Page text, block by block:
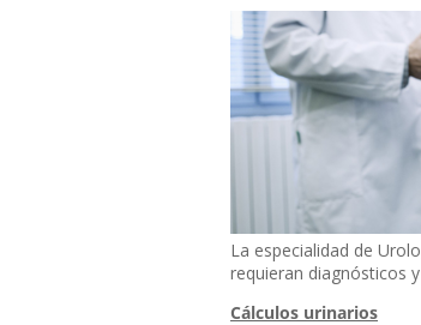
La especialidad de
requieran diagnósticos
Cálculos urinarios